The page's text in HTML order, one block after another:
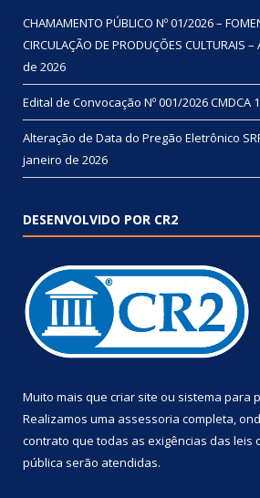
CHAMAMENTO PÚBLICO Nº 01/2026 –
CIRCULAÇÃO DE PRODUÇÕES CULTURAIS
de 2026
Edital de Convocação Nº 001/2026 CMDCA
Alteração de Data do Pregão Eletrônico
janeiro de 2026
DESENVOLVIDO POR CR2
Muito mais que criar site ou sistema para
Realizamos uma assessoria completa,
contrato que todas as exigências das leis
pública serão atendidas.